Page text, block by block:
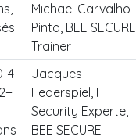
Michael Carvalho
Pinto, BEE SECURE
Trainer
4
Jacques
Federspiel, IT
Security Experte,
BEE SECURE